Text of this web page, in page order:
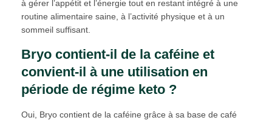
à gérer l’appétit et l’énergie tout en restant intégré à une
routine alimentaire saine, à l’activité physique et à un
sommeil suffisant.
Bryo contient-il de la caféine et
convient-il à une utilisation en
période de régime keto ?
Oui, Bryo contient de la caféine grâce à sa base de café